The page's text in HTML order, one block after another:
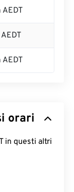
orari
in questi altri